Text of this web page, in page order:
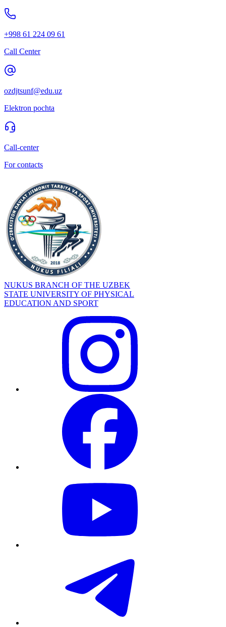
+998 61 224 09 61
Call Center
ozdjtsunf@edu.uz
Elektron pochta
Call-center
For contacts
NUKUS BRANCH OF THE UZBEK
STATE UNIVERSITY OF PHYSICAL
EDUCATION AND SPORT